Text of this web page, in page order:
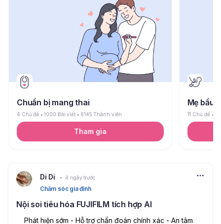
Chuẩn bị mang thai
4 Chủ đề 1000 Bài viết 6145 Thành viên
Tham gia
Mẹ bầu
11 Chủ đề
Di Di 4 ngày trước
Chăm sóc gia đình
Nội soi tiêu hóa FUJIFILM tích hợp AI
Phát hiện sớm - Hỗ trợ chẩn đoán chính xác - An tâm